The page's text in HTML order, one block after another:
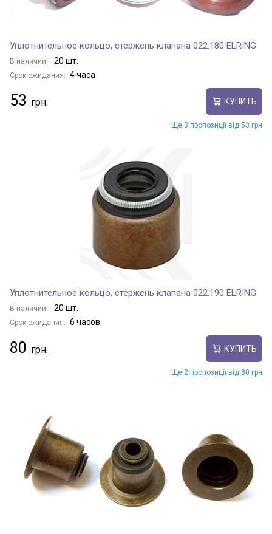
Уплотнительное кольцо, стержень клапана 022.180 ELRING
В наличии: 20 шт.
Срок ожидания: 4 часа
53 КУПИТЬ
Ще 3 пропозиції від 53 грн
Уплотнительное кольцо, стержень клапана 022.190 ELRING
В наличии: 20 шт.
Срок ожидания: 6 часов
80 КУПИТЬ
Ще 2 пропозиції від 80 грн